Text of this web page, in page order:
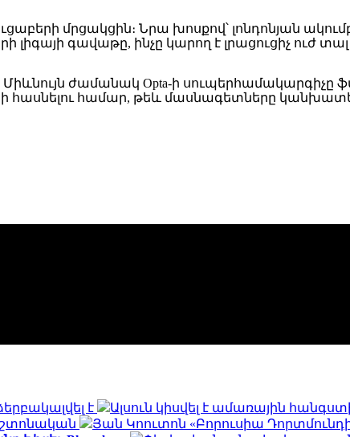
մրցակցին։ Նրա խոսքով՝ լոնդոնյան
գավաթը, ինչը կարող է լրացուցիչ ուժ
ժամանակ Opta-ի սուպերհամակարգիչը
հասնելու համար, թեև մասնագետները
է
Ալսուն կիսվել է ամառային
Յան Կոուտոն «Բորուսիա